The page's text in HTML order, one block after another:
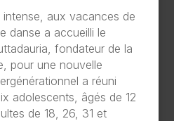
intense, aux vacances de
danse a accueilli le
fondateur de la
pour une nouvelle
a réuni
adolescents, âgés de 12
de 18, 26, 31 et